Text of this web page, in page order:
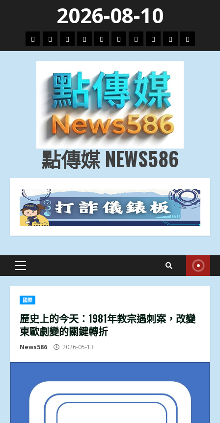
content
2026-08-10
頭
條
財
經
地
方.
會
文
教.
技
專
題
娛
樂
劇
政
治
國
際
運
動
生
活
點傳媒 NEWS586
Primary
國際
歷史上的今天：1981年教宗遇刺案，改變
東歐劇變的關鍵轉折
News586 2026-05-13